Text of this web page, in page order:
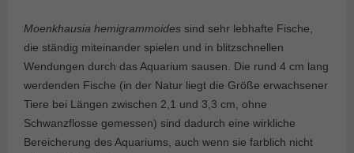
Moenkhausia hemigrammoides sind sehr lebhafte Fische,
die ständig miteinander spielen und in blitzschnellen
Wendungen durch das Aquarium sausen. Die rund 4 cm lang
werdenden Fische (in der Natur liegt die Größe erwachsener
Tiere bei Längen zwischen 2,1 und 3,3 cm, ohne
Schwanzflosse gemessen) sind dadurch eine wirkliche
Bereicherung des Aquariums, auch wenn sie farblich nicht